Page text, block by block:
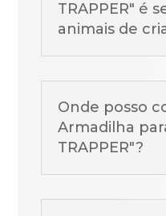
TRAPPER" é
animais de
Onde posso
Armadilha
TRAPPER"?